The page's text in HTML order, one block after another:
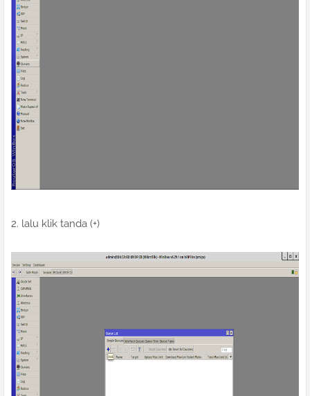
2. lalu klik tanda (+)